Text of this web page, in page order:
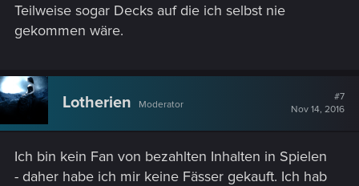
Teilweise sogar Decks auf die ich selbst nie
gekommen wäre.
Lotherien Moderator
#7
Nov 14, 2016
Ich bin kein Fan von bezahlten Inhalten in Spielen
- daher habe ich mir keine Fässer gekauft. Ich hab